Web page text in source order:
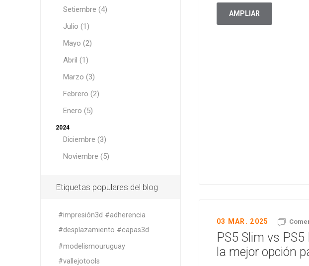
AMPLIAR
03 MAR. 2025
PS5 Slim vs PS5
la mejor opción
Setiembre (4)
Julio (1)
Mayo (2)
Abril (1)
Marzo (3)
Febrero (2)
Enero (5)
2024
Diciembre (3)
Noviembre (5)
Etiquetas populares del blog
#impresión3d #adherencia
#desplazamiento #capas3d
#modelismouruguay
#vallejotools